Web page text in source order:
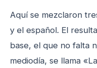
Aquí se mezclaron
y el español. El
base, el que no falta
mediodía, se llama